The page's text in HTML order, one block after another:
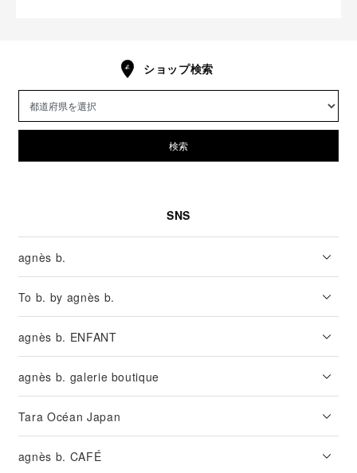
ショップ検索
検索
SNS
agnès b.
To b. by agnès b.
agnès b. ENFANT
agnès b. galerie boutique
Tara Océan Japan
agnès b. CAFÉ